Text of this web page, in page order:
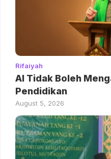
Rifaiyah
AI Tidak Boleh
Pendidikan
August 5, 2026